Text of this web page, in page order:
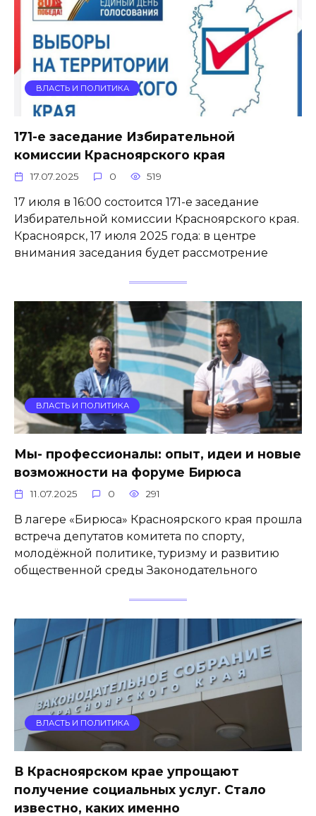
ВЛАСТЬ И ПОЛИТИКА
171-е заседание Избирательной
комиссии Красноярского края
17.07.2025 0 519
17 июля в 16:00 состоится 171-е заседание
Избирательной комиссии Красноярского края.
Красноярск, 17 июля 2025 года: в центре
внимания заседания будет рассмотрение
ВЛАСТЬ И ПОЛИТИКА
Мы- профессионалы: опыт, идеи и новые
возможности на форуме Бирюса
11.07.2025 0 291
В лагере «Бирюса» Красноярского края прошла
встреча депутатов комитета по спорту,
молодёжной политике, туризму и развитию
общественной среды Законодательного
ВЛАСТЬ И ПОЛИТИКА
В Красноярском крае упрощают
получение социальных услуг. Стало
известно, каких именно